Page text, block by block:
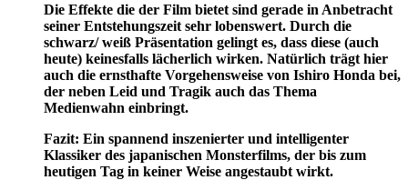
Die Effekte die der Film bietet sind gerade in Anbetracht
seiner Entstehungszeit sehr lobenswert. Durch die
schwarz/ weiß Präsentation gelingt es, dass diese (auch
heute) keinesfalls lächerlich wirken. Natürlich trägt hier
auch die ernsthafte Vorgehensweise von Ishiro Honda bei,
der neben Leid und Tragik auch das Thema
Medienwahn einbringt.
Fazit: Ein spannend inszenierter und intelligenter
Klassiker des japanischen Monsterfilms, der bis zum
heutigen Tag in keiner Weise angestaubt wirkt.